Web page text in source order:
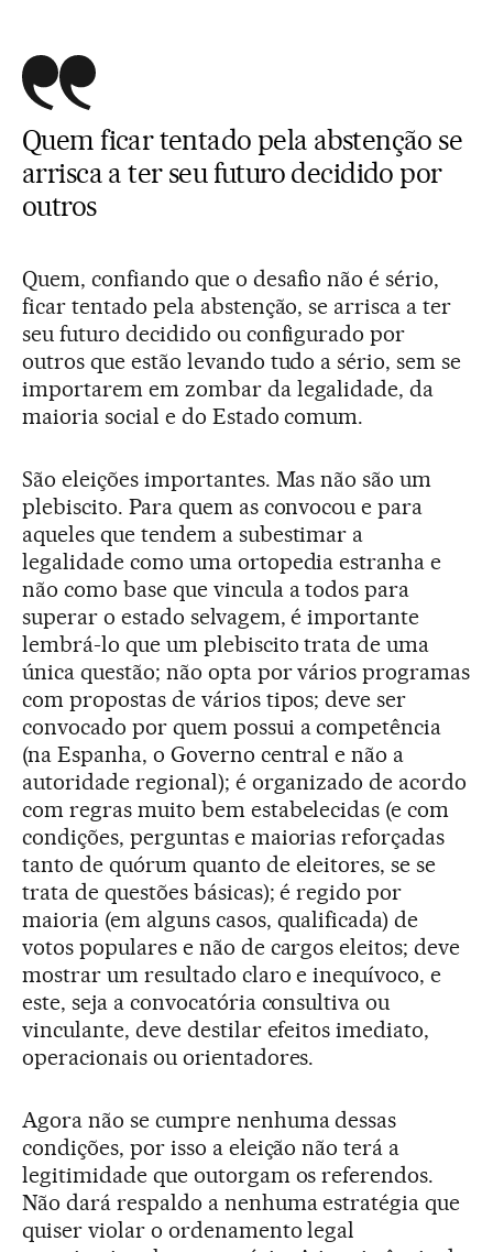
Quem ficar tentado pela abstenção se
arrisca a ter seu futuro decidido por
outros
Quem, confiando que o desafio não é sério,
ficar tentado pela abstenção, se arrisca a ter
seu futuro decidido ou configurado por
outros que estão levando tudo a sério, sem se
importarem em zombar da legalidade, da
maioria social e do Estado comum.
São eleições importantes. Mas não são um
plebiscito. Para quem as convocou e para
aqueles que tendem a subestimar a
legalidade como uma ortopedia estranha e
não como base que vincula a todos para
superar o estado selvagem, é importante
lembrá-lo que um plebiscito trata de uma
única questão; não opta por vários programas
com propostas de vários tipos; deve ser
convocado por quem possui a competência
(na Espanha, o Governo central e não a
autoridade regional); é organizado de acordo
com regras muito bem estabelecidas (e com
condições, perguntas e maiorias reforçadas
tanto de quórum quanto de eleitores, se se
trata de questões básicas); é regido por
maioria (em alguns casos, qualificada) de
votos populares e não de cargos eleitos; deve
mostrar um resultado claro e inequívoco, e
este, seja a convocatória consultiva ou
vinculante, deve destilar efeitos imediato,
operacionais ou orientadores.
Agora não se cumpre nenhuma dessas
condições, por isso a eleição não terá a
legitimidade que outorgam os referendos.
Não dará respaldo a nenhuma estratégia que
quiser violar o ordenamento legal